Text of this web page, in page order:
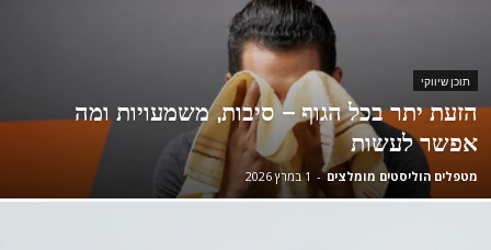
תוכן שיווקי
הזעת יתר בכל הגוף – סיבות, משמעויות ומה
אפשר לעשות
מטפלים הוליסטים מומלצים - 1 במרץ 2026